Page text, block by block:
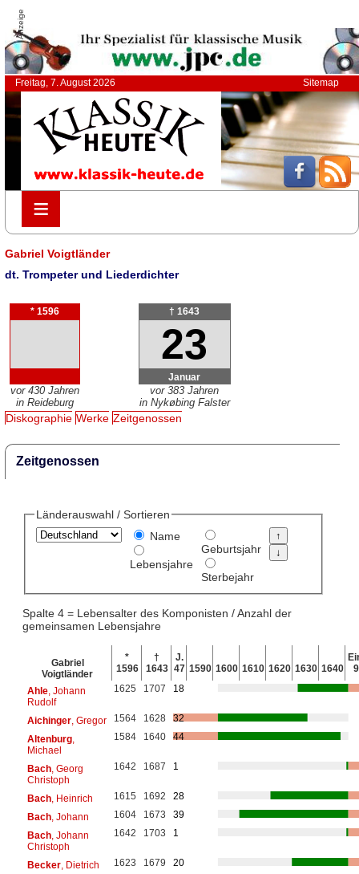
Anzeige
Freitag, 7. August 2026 Sitemap
≡
≡
Gabriel Voigtländer
dt. Trompeter und Liederdichter
* 1596
vor 430 Jahren
in Reideburg
† 1643
23
Januar
vor 383 Jahren
in Nykøbing Falster
Diskographie Werke Zeitgenossen
Zeitgenossen
Länderauswahl / Sortieren
Name
Lebensjahre
Geburtsjahr
Sterbejahr
Spalte 4 = Lebensalter des Komponisten / Anzahl der
gemeinsamen Lebensjahre
Gabriel
Voigtländer
*
1596
†
1643
J.
47 1590 1600 1610 1620 1630 1640
Ahle, Johann
Rudolf
1625 1707 18
Aichinger, Gregor 1564 1628
32
Altenburg,
Michael
1584 1640 44
Bach, Georg
Christoph
1642 1687 1
Bach, Heinrich 1615 1692
28
Bach, Johann 1604 1673
39
Bach, Johann
Christoph
1642 1703 1
Becker, Dietrich 1623 1679
20